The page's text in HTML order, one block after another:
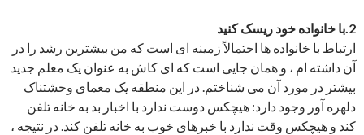
2.با خانواده خود ریسک کنید
ارتباط با خانواده ها احتمالاً زمینه ای است که من بیشترین رشد را در
آن داشته ام ، و همان جایی است که ای کاش به عنوان یک معلم جدید
بیشتر در مورد آن می شناختم. در این منطقه یک معمای وحشتناک
دلهره آور وجود دارد: هیچکس دوست ندارد با اخبار بد به خانه تلفن
کند و هیچکس وقت ندارد با خبرهای خوب به خانه تلفن کند. در نتیجه ،